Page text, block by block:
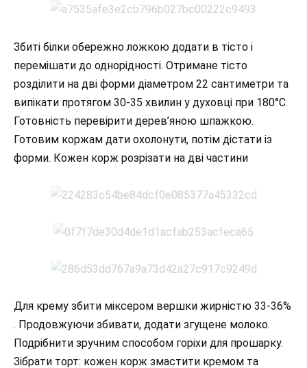
Збиті білки обережно ложкою додати в тісто і
перемішати до однорідності. Отримане тісто
розділити на дві форми діаметром 22 сантиметри та
випікати протягом 30-35 хвилин у духовці при 180°С.
Готовність перевірити дерев’яною шпажкою.
Готовим коржам дати охолонути, потім дістати із
форми. Кожен корж розрізати на дві частини
Для крему збити міксером вершки жирністю 33-36%
. Продовжуючи збивати, додати згущене молоко.
Подрібнити зручним способом горіхи для прошарку.
Зібрати торт: кожен корж змастити кремом та